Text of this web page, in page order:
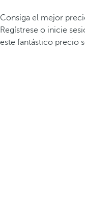
Consiga el mejor
Regístrese o inicie
este fantástico precio